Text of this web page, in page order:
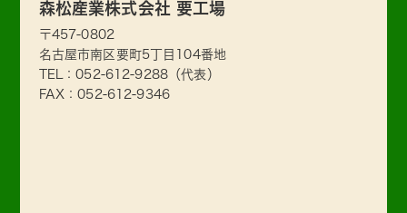
森松産業株式会社 要工場
〒457-0802
名古屋市南区要町5丁目104番地
TEL：052-612-9288 （代表）
FAX：052-612-9346